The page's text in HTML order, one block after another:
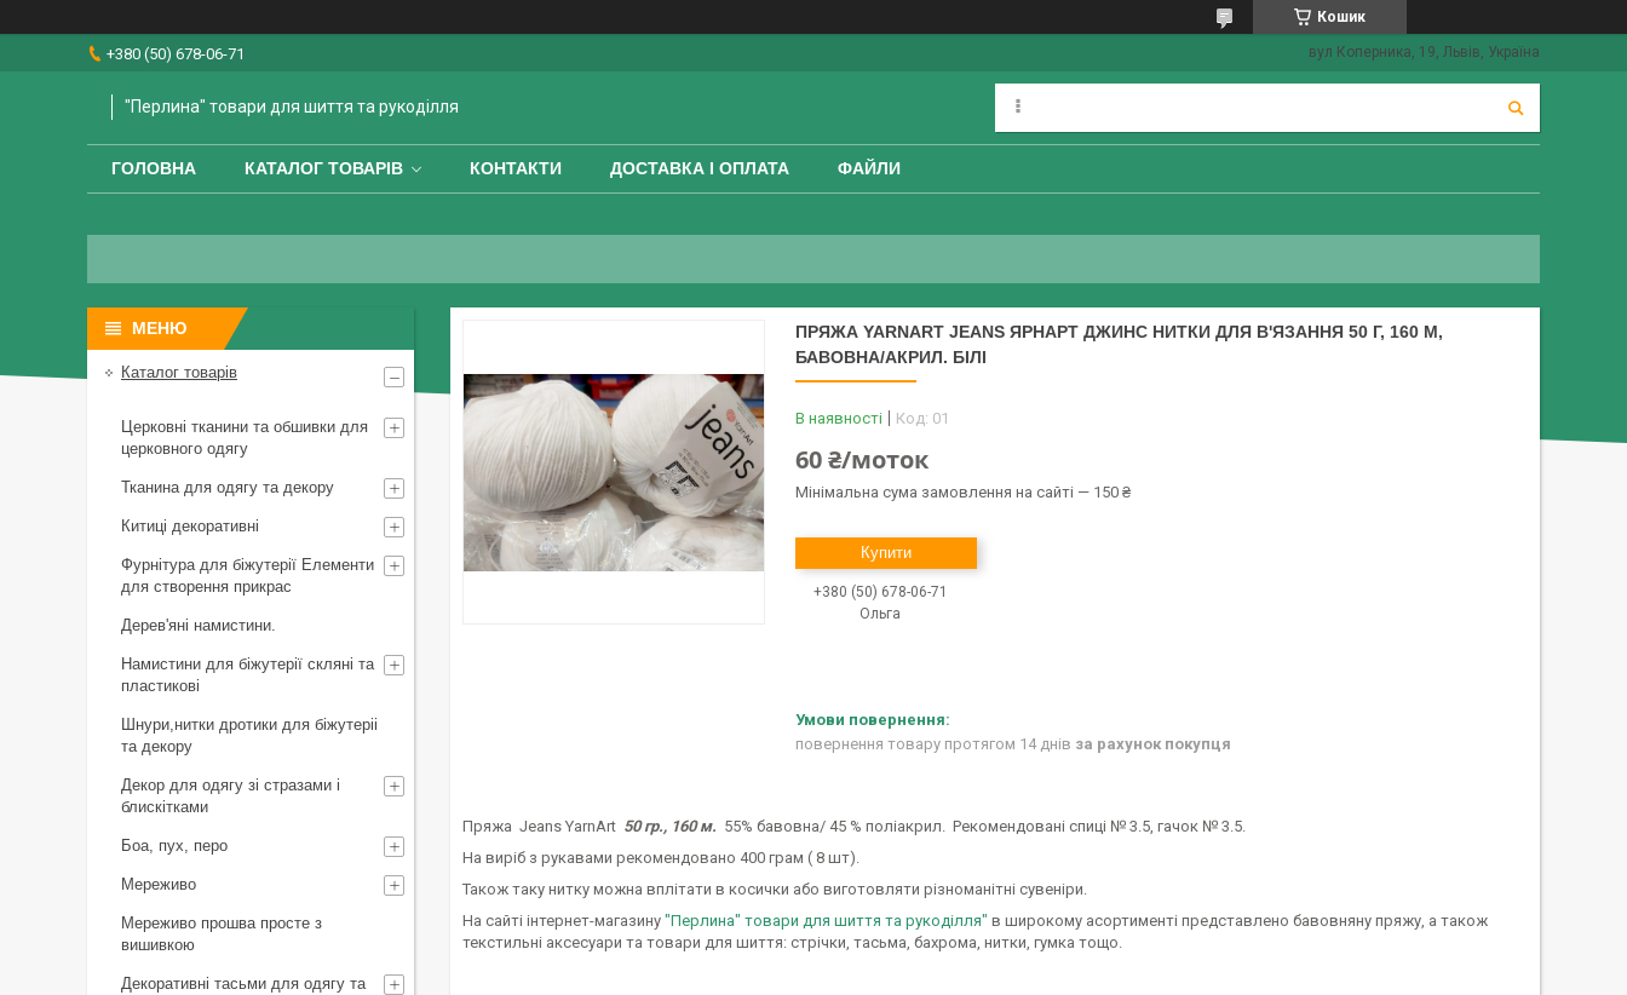
Кошик
+380 (50) 678-06-71 вул Коперника, 19, Львів, Україна
"Перлина" товари для шиття та рукоділля
ГОЛОВНА КАТАЛОГ ТОВАРІВ КОНТАКТИ ДОСТАВКА І ОПЛАТА ФАЙЛИ
ПРЯЖА YARNART JEANS ЯРНАРТ ДЖИНС НИТКИ ДЛЯ В'ЯЗАННЯ 50 Г, 160 М,
БАВОВНА/АКРИЛ. БІЛІ
В наявності Код: 01
60 ₴/моток
Мінімальна сума замовлення на сайті — 150 ₴
Купити
+380 (50) 678-06-71
Ольга
повернення товару протягом 14 днів за рахунок покупця
Пряжа Jeans YarnArt 50 гр., 160 м. 55% бавовна/ 45 % поліакрил. Рекомендовані спиці № 3.5, гачок № 3.5.
На виріб з рукавами рекомендовано 400 грам ( 8 шт).
Також таку нитку можна вплітати в косички або виготовляти різноманітні сувеніри.
На сайті інтернет-магазину "Перлина" товари для шиття та рукоділля" в широкому асортименті представлено бавовняну пряжу, а також
текстильні аксесуари та товари для шиття: стрічки, тасьма, бахрома, нитки, гумка тощо.
Каталог товарів
Церковні тканини та обшивки для
церковного одягу
Тканина для одягу та декору
Китиці декоративні
Фурнітура для біжутерії Елементи
для створення прикрас
Дерев'яні намистини.
Намистини для біжутерії скляні та
пластикові
Шнури,нитки дротики для біжутеріі
та декору
Декор для одягу зі стразами і
блискітками
Боа, пух, перо
Мереживо
Мереживо прошва просте з
вишивкою
Декоративні тасьми для одягу та